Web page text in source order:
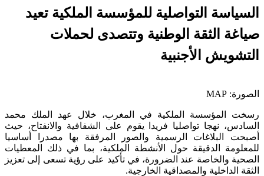
السياسة التواصلية للمؤسسة الملكية تعيد
صياغة الثقة الوطنية وتتصدى لحملات
التشويش الأجنبية
الصورة: MAP
رسخت المؤسسة الملكية في المغرب، خلال عهد الملك محمد
السادس، نهجا تواصليا فريدا يقوم على الشفافية والانفتاح، حيث
أصبحت البلاغات الرسمية والصور المرفقة بها مصدرا أساسيا
للمعلومة الدقيقة حول الأنشطة الملكية، بما في ذلك المعطيات
الصحية والخاصة عند الضرورة، في تأكيد على رؤية تسعى إلى تعزيز
الثقة الداخلية والمصداقية الخارجية.